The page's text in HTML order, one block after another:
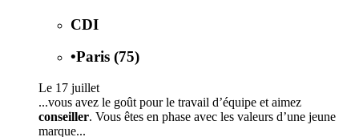
CDI
•Paris (75)
Le 17 juillet
...vous avez le goût pour le travail d’équipe et aimez
conseiller. Vous êtes en phase avec les valeurs d’une jeune
marque...